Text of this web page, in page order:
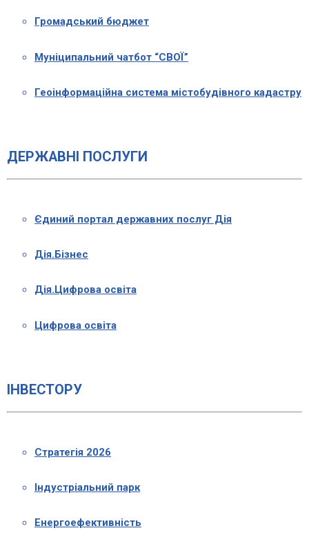
Громадський бюджет
Муніципальний чатбот “СВОЇ”
Геоінформаційна система містобудівного кадастру
ДЕРЖАВНІ ПОСЛУГИ
Єдиний портал державних послуг Дія
Дія.Бізнес
Дія.Цифрова освіта
Цифрова освіта
ІНВЕСТОРУ
Стратегія 2026
Індустріальний парк
Енергоефективність